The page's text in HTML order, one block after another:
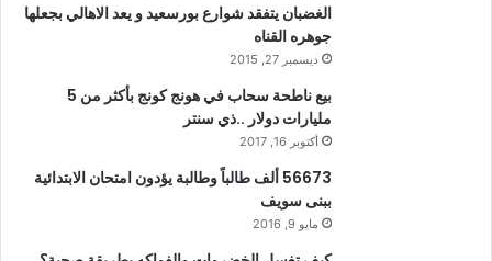
الغضبان يتفقد شوارع بورسعيد و يعد الاهالي بجعلها
جوهره القناه
ديسمبر 27, 2015
بيع ناطحة سحاب في هونج كونج بأكثر من 5
مليارات دولار ..ذي سنتر
أكتوبر 16, 2017
56673 ألف طالباً وطالبة يؤدون امتحان الابتدائية
ببنى سويف
مايو 9, 2016